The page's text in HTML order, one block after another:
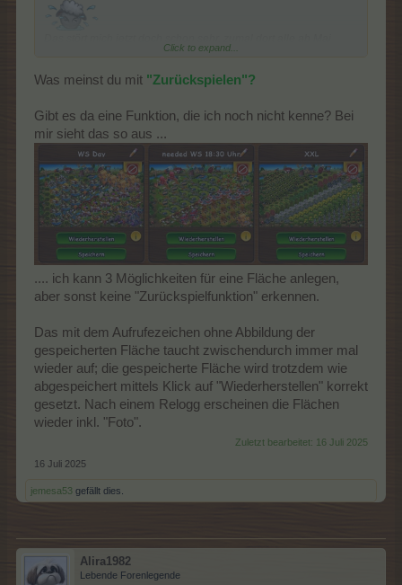
2025 rückwirkend gespeicherten Bilder verschwunden sind
Click to expand...
Was meinst du mit "Zurückspielen"?
Gibt es da eine Funktion, die ich noch nicht kenne? Bei
mir sieht das so aus ...
.... ich kann 3 Möglichkeiten für eine Fläche anlegen,
aber sonst keine "Zurückspielfunktion" erkennen.
Das mit dem Aufrufezeichen ohne Abbildung der
gespeicherten Fläche taucht zwischendurch immer mal
wieder auf; die gespeicherte Fläche wird trotzdem wie
abgespeichert mittels Klick auf "Wiederherstellen" korrekt
gesetzt. Nach einem Relogg erscheinen die Flächen
wieder inkl. "Foto".
Zuletzt bearbeitet: 16 Juli 2025
16 Juli 2025
jemesa53 gefällt dies.
Alira1982
Lebende Forenlegende